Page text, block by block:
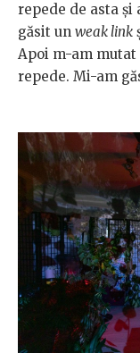
repede de asta
găsit un weak link
Apoi m-am
repede. Mi-am